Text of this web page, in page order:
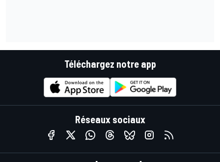
Téléchargez notre app
Réseaux sociaux